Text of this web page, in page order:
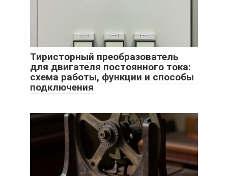
Тиристорный преобразователь
для двигателя постоянного тока:
схема работы, функции и способы
подключения